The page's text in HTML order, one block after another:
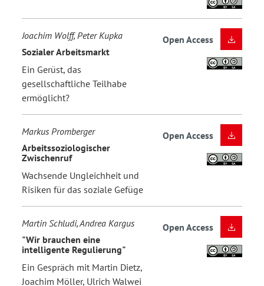
Joachim Wolff, Peter Kupka
Sozialer Arbeitsmarkt
Ein Gerüst, das
gesellschaftliche Teilhabe
ermöglicht?
Open Access
Markus Promberger
Arbeitssoziologischer
Zwischenruf
Wachsende Ungleichheit und
Risiken für das soziale Gefüge
Open Access
Martin Schludi, Andrea Kargus
"Wir brauchen eine
intelligente Regulierung"
Ein Gespräch mit Martin Dietz,
Joachim Möller, Ulrich Walwei
Open Access